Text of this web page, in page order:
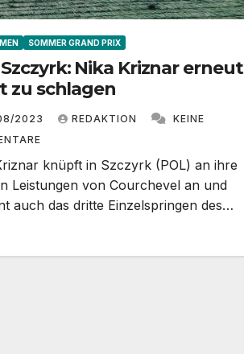
SOMMER GRAND PRIX
Szczyrk: Nika Kriznar erneut
zu schlagen
2023 REDAKTION
KEINE
knüpft in Szczyrk (POL) an ihre
Leistungen von Courchevel an und
auch das dritte Einzelspringen des…